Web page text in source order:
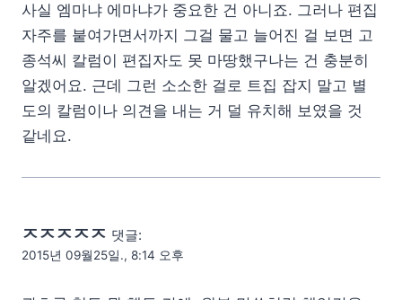
사실 엠마냐 에마냐가 중요한 건 아니죠. 그러나 편집
자주를 붙여가면서까지 그걸 물고 늘어진 걸 보면 고
종석씨 칼럼이 편집자도 못 마땅했구나는 건 충분히
알겠어요. 근데 그런 소소한 걸로 트집 잡지 말고 별
도의 칼럼이나 의견을 내는 거 덜 유치해 보였을 것
같네요.
ㅈㅈㅈㅈㅈ 댓글:
2015년 09월25일., 8:14 오후